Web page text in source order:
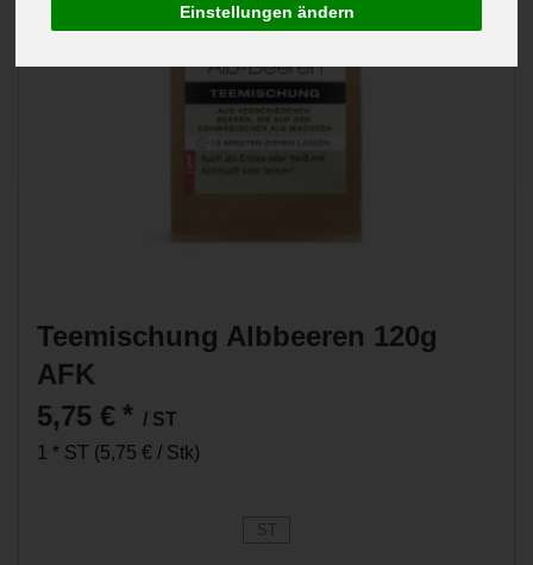
Einstellungen ändern
Teemischung Albbeeren 120g
AFK
5,75 € * / ST
1 * ST (5,75 € / Stk)
ST